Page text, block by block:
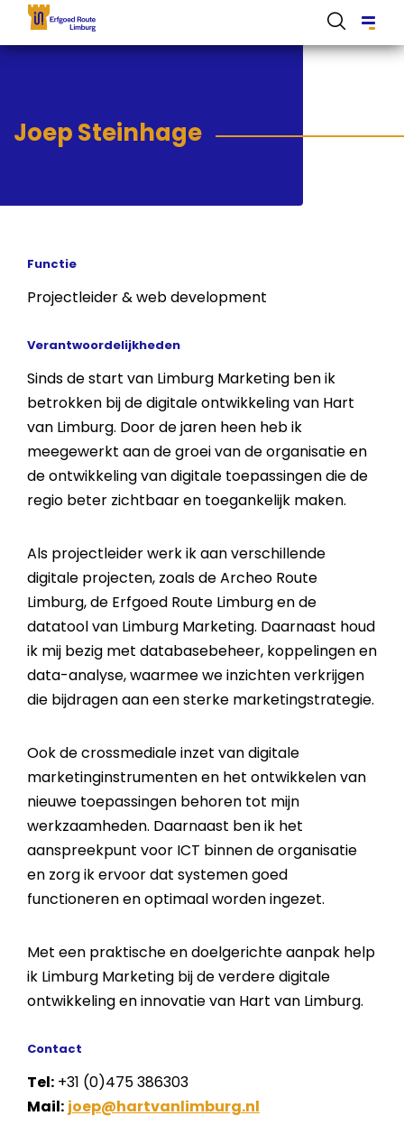
Overslaan
gaan
Joep Steinhage
Functie
Projectleider & web development
Verantwoordelijkheden
Sinds de start van Limburg Marketing ben ik
betrokken bij de digitale ontwikkeling van Hart
van Limburg. Door de jaren heen heb ik
meegewerkt aan de groei van de organisatie en
de ontwikkeling van digitale toepassingen die de
regio beter zichtbaar en toegankelijk maken.
Als projectleider werk ik aan verschillende
digitale projecten, zoals de Archeo Route
Limburg, de Erfgoed Route Limburg en de
datatool van Limburg Marketing. Daarnaast houd
ik mij bezig met databasebeheer, koppelingen en
data-analyse, waarmee we inzichten verkrijgen
die bijdragen aan een sterke marketingstrategie.
Ook de crossmediale inzet van digitale
marketinginstrumenten en het ontwikkelen van
nieuwe toepassingen behoren tot mijn
werkzaamheden. Daarnaast ben ik het
aanspreekpunt voor ICT binnen de organisatie
en zorg ik ervoor dat systemen goed
functioneren en optimaal worden ingezet.
Met een praktische en doelgerichte aanpak help
ik Limburg Marketing bij de verdere digitale
ontwikkeling en innovatie van Hart van Limburg.
Contact
Tel: +31 (0)475 386303
Mail: joep@hartvanlimburg.nl